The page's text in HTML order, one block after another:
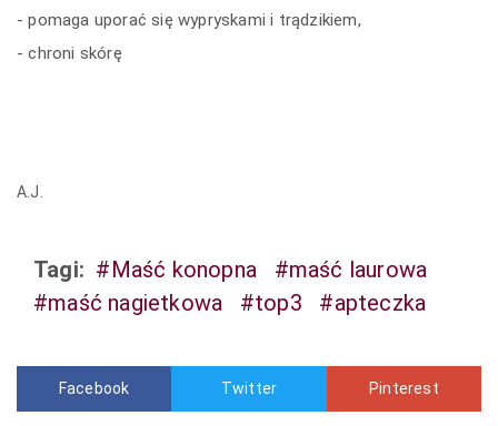
- pomaga uporać się wypryskami i trądzikiem,
- chroni skórę
A.J.
Tagi: #Maść konopna
#maść laurowa
#maść nagietkowa
#top3 #apteczka
Facebook Twitter Pinterest